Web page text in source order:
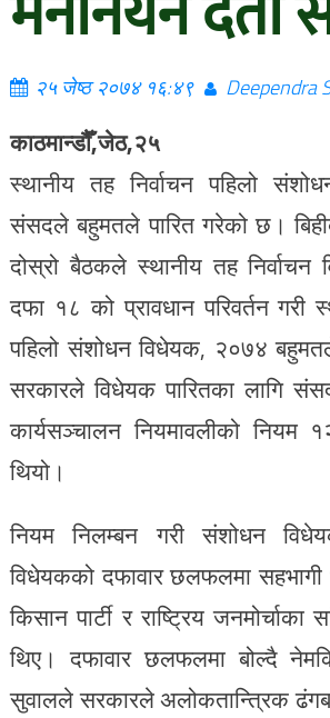
२५ जेष्ठ २०७४ १६:४९ Deependra
काठमान्डौैँ,जेठ,२५
स्थानीय तह निर्वाचन पहिलो
संसदले बहुमतले पारित गरेको छ।
दोस्रो बैठकले स्थानीय तह
दफा १८ को प्रावधान परिवर्तन गरी
पहिलो संशोधन विधेयक, २०७४
सरकारले विधेयक पारितका लागि
कार्यसञ्चालन नियमावलीको नियम
थियो।
नियम निलम्बन गरी संशोधन
विधेयकको दफावार छलफलमा
किसान पार्टी र राष्ट्रिय
थिए। दफावार छलफलमा बोल्दै
सुवालले सरकारले अलोकतान्त्रिक